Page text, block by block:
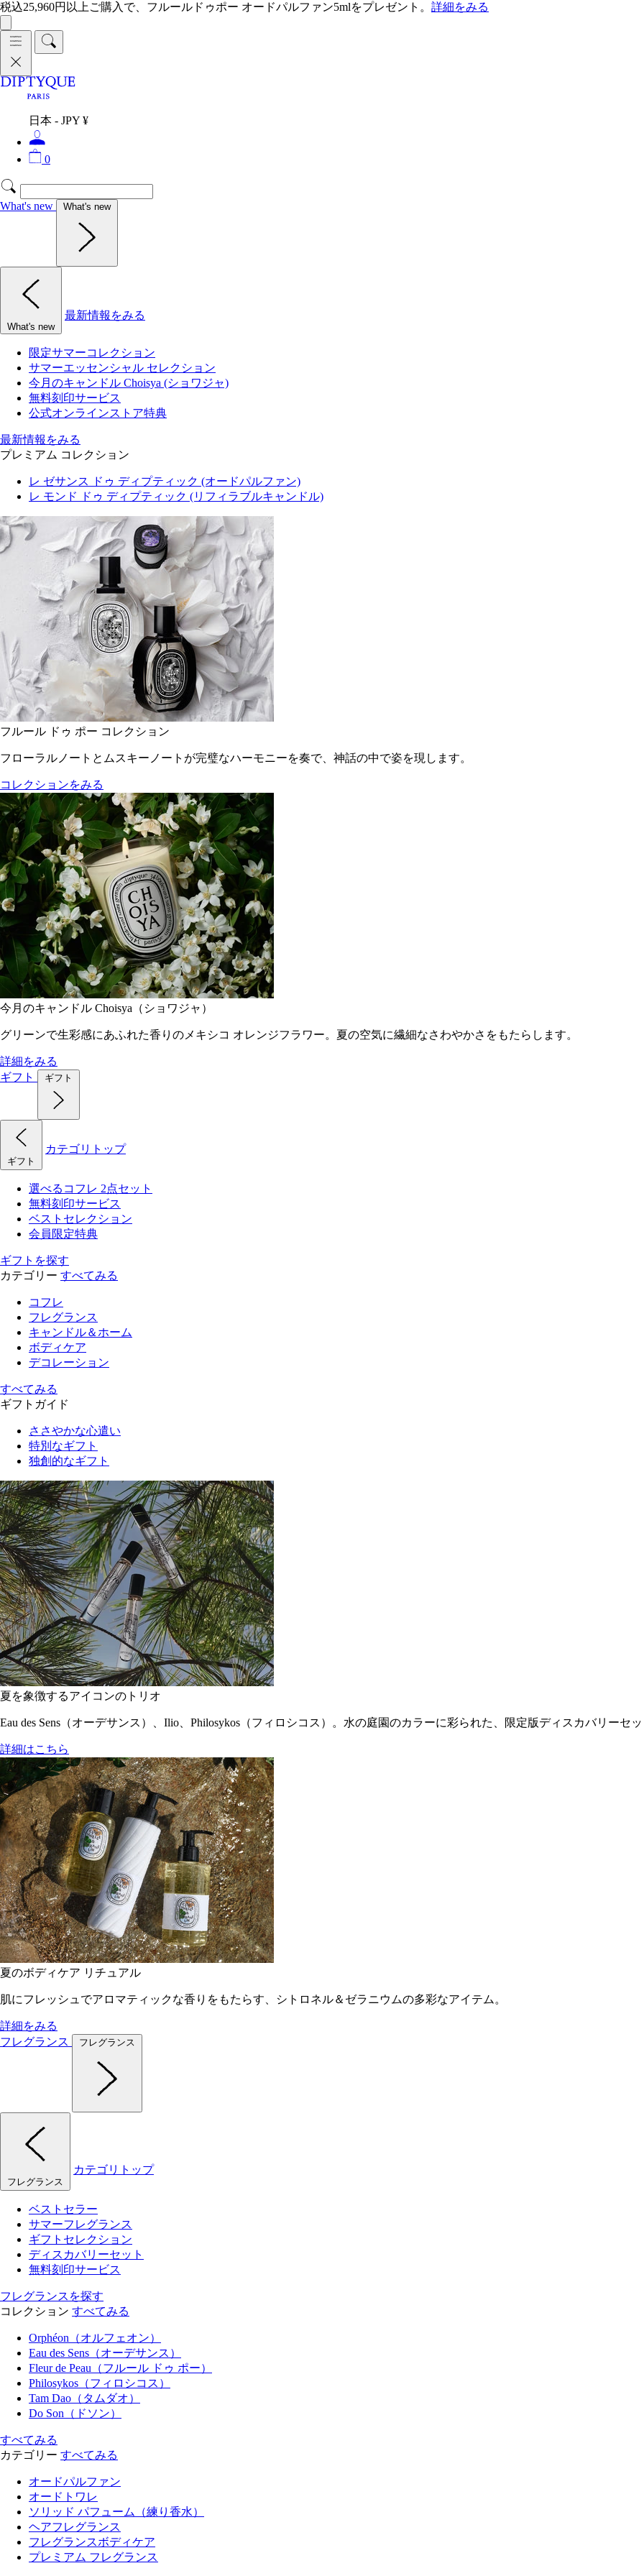
税込25,960円以上ご購入で、フルールドゥポー オードパルファン5mlをプレゼント。 詳細をみる
日本 - JPY ¥
0
What's new What's new
What's new
最新情報をみる
限定サマーコレクション
サマーエッセンシャル セレクション
今月のキャンドル Choisya (ショワジャ)
無料刻印サービス
公式オンラインストア特典
最新情報をみる
プレミアム コレクション
レ ゼサンス ドゥ ディプティック (オードパルファン)
レ モンド ドゥ ディプティック (リフィラブルキャンドル)
フルール ドゥ ポー コレクション
フローラルノートとムスキーノートが完璧なハーモニーを奏で、神話の中で姿を現します。
コレクションをみる
今月のキャンドル Choisya（ショワジャ）
グリーンで生彩感にあふれた香りのメキシコ オレンジフラワー。夏の空気に繊細なさわやかさをもたらします。
詳細をみる
ギフト
ギフト
ギフト
カテゴリトップ
選べるコフレ 2点セット
無料刻印サービス
ベストセレクション
会員限定特典
ギフトを探す
カテゴリー すべてみる
コフレ
フレグランス
キャンドル＆ホーム
ボディケア
デコレーション
すべてみる
ギフトガイド
ささやかな心遣い
特別なギフト
独創的なギフト
夏を象徴するアイコンのトリオ
Eau des Sens（オーデサンス）、Ilio、Philosykos（フィロシコス）。水の庭園のカラーに彩られた、限定版ディスカバリーセ
詳細はこちら
夏のボディケア リチュアル
肌にフレッシュでアロマティックな香りをもたらす、シトロネル＆ゼラニウムの多彩なアイテム。
詳細をみる
フレグランス
フレグランス
フレグランス
カテゴリトップ
ベストセラー
サマーフレグランス
ギフトセレクション
ディスカバリーセット
無料刻印サービス
フレグランスを探す
コレクション すべてみる
Orphéon（オルフェオン）
Eau des Sens（オーデサンス）
Fleur de Peau（フルール ドゥ ポー）
Philosykos（フィロシコス）
Tam Dao（タムダオ）
Do Son（ドソン）
すべてみる
カテゴリー すべてみる
オードパルファン
オードトワレ
ソリッド パフューム（練り香水）
ヘアフレグランス
フレグランスボディケア
プレミアム フレグランス